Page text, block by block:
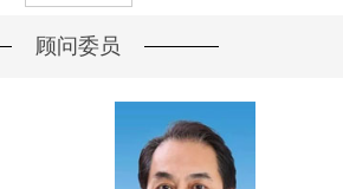
顾问委员